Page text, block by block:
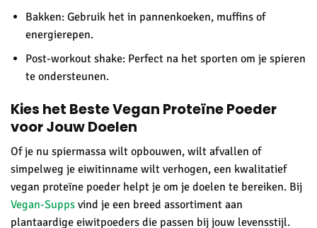
Bakken: Gebruik het in pannenkoeken, muffins of
energierepen.
Post-workout shake: Perfect na het sporten om je spieren
te ondersteunen.
Kies het Beste Vegan Proteïne Poeder
voor Jouw Doelen
Of je nu spiermassa wilt opbouwen, wilt afvallen of
simpelweg je eiwitinname wilt verhogen, een kwalitatief
vegan proteïne poeder helpt je om je doelen te bereiken. Bij
Vegan-Supps vind je een breed assortiment aan
plantaardige eiwitpoeders die passen bij jouw levensstijl.